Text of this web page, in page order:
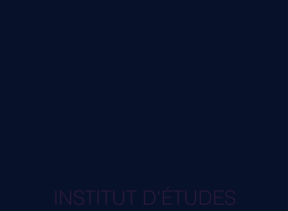
INSTITUT D'ÉTUDES